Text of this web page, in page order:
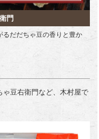
門
だだちゃ豆の香りと豊か
豆右衛門など、木村屋で